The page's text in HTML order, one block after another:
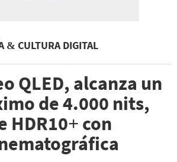
& CULTURA DIGITAL
QLED, alcanza un
de 4.000 nits,
HDR10+ con